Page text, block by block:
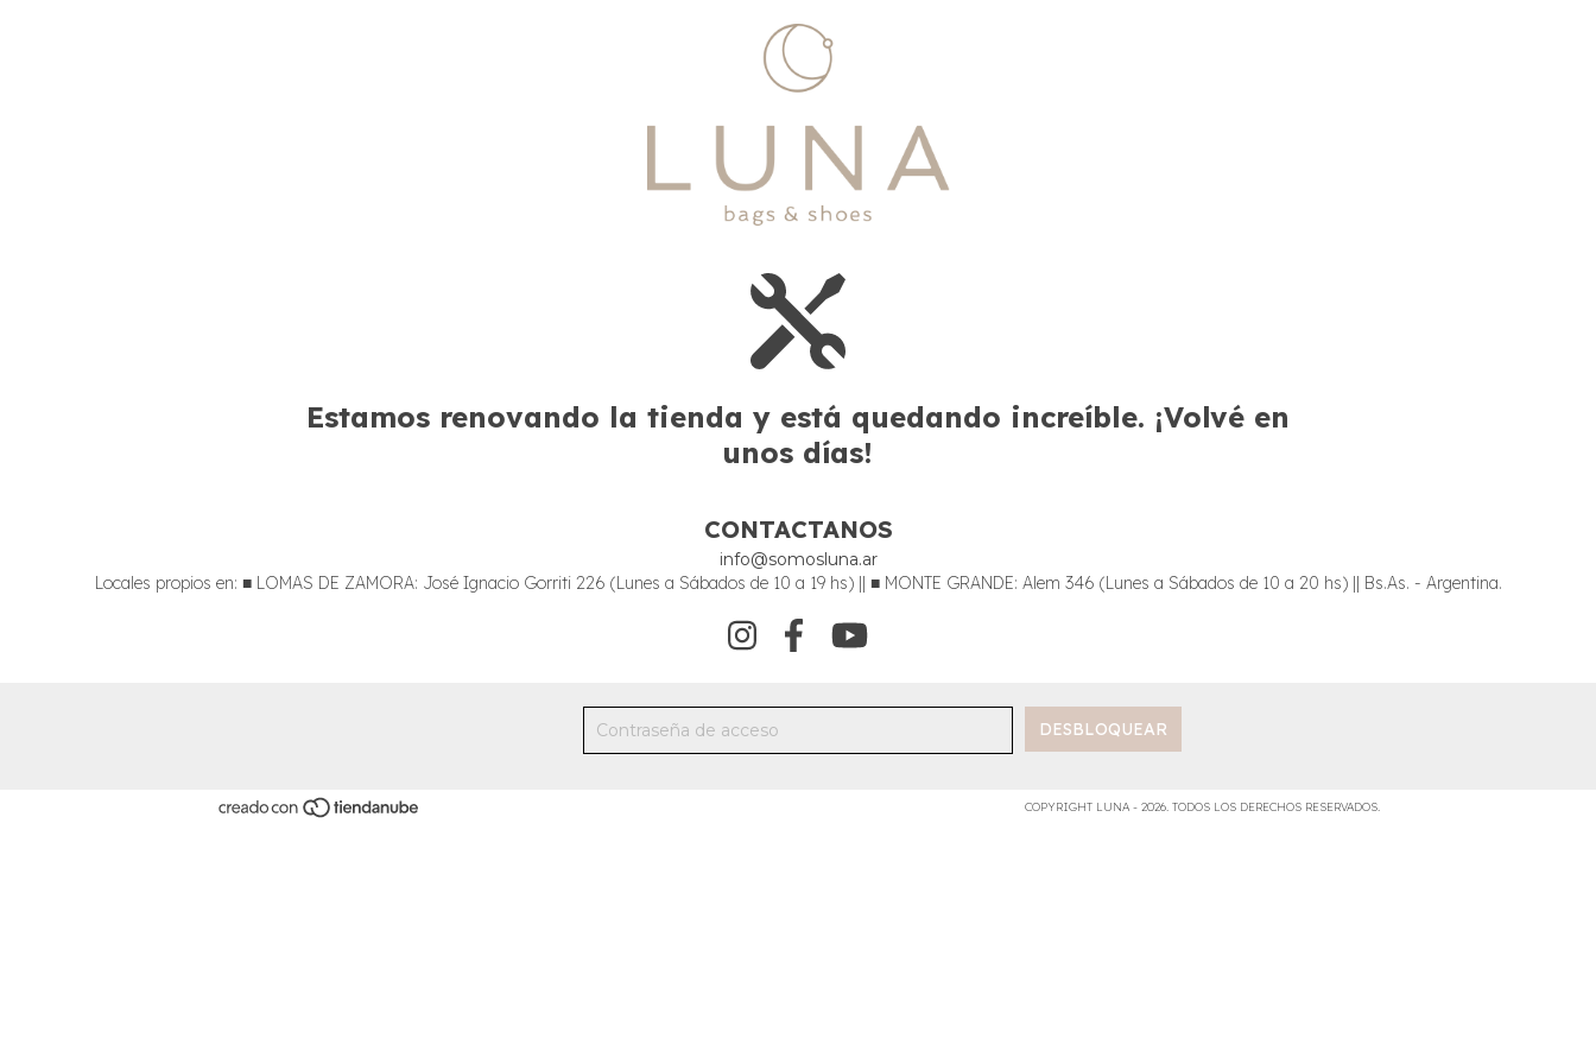
Estamos renovando la tienda y está quedando increíble. ¡Volvé en
unos días!
CONTACTANOS
info@somosluna.ar
Locales propios en: ■ LOMAS DE ZAMORA: José Ignacio Gorriti 226 (Lunes a Sábados de 10 a 19 hs) || ■ MONTE GRANDE: Alem 346 (Lunes a Sábados de 10 a 20 hs) || Bs.As. - Argentina.
COPYRIGHT LUNA - 2026. TODOS LOS DERECHOS RESERVADOS.